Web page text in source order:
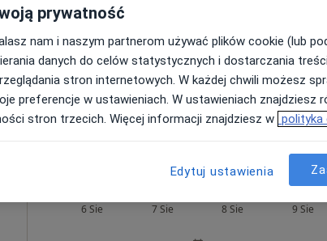
Pokaż adresy z kalendarzem
6 Sie 7 Sie 8 Sie 9 Sie
prywatność
nam i naszym partnerom używać plików cookie (lub
danych do celów statystycznych i dostarczania
stron internetowych. W każdej chwili możesz
preferencje w ustawieniach. W ustawieniach znajdziesz
stron trzecich. Więcej informacji znajdziesz w polityka
Edytuj ustawienia